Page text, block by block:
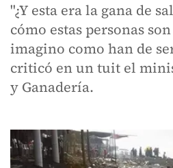
"¿Y esta era la gana de
cómo estas personas
imagino como han de
criticó en un tuit el
y Ganadería.